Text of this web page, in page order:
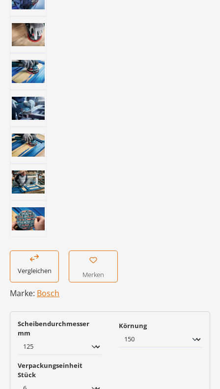
Vergleichen Merken
Marke: Bosch
Scheibendurchmesser
mm
Körnungauswählen
Verpackungseinheit
Stückauswählen